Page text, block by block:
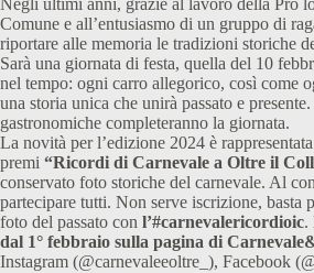
Negli ultimi anni, grazie al lavoro della Pro
Comune e all’entusiasmo di un gruppo di
riportare alle memoria le tradizioni storiche
Sarà una giornata di festa, quella del 10
nel tempo: ogni carro allegorico, così come
una storia unica che unirà passato e
gastronomiche completeranno la giornata.
La novità per l’edizione 2024 è
premi “Ricordi di Carnevale a Oltre il
conservato foto storiche del carnevale. Al
partecipare tutti. Non serve iscrizione, basta
foto del passato con l’#carnevalericordioic.
dal 1° febbraio sulla pagina di
Instagram (@carnevaleeoltre_), Facebook